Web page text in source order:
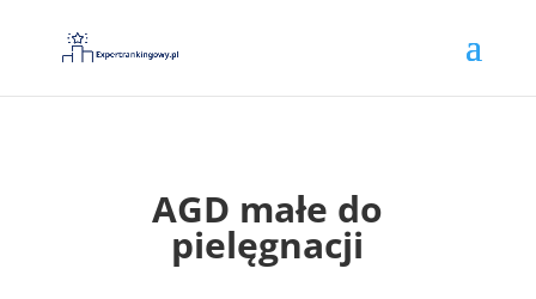
AGD małe do
pielęgnacji